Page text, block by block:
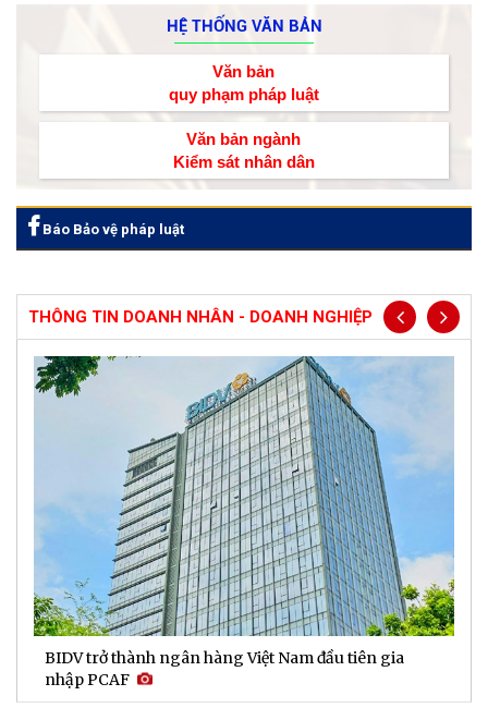
HỆ THỐNG VĂN BẢN
Văn bản
quy phạm pháp luật
Văn bản ngành
Kiểm sát nhân dân
Báo Bảo vệ pháp luật
THÔNG TIN DOANH NHÂN - DOANH NGHIỆP
BIDV trở thành ngân hàng Việt Nam đầu tiên gia
nhập PCAF